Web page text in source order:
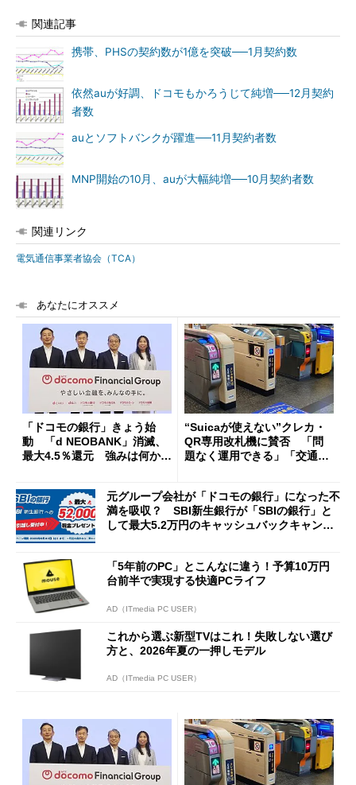
関連記事
携帯、PHSの契約数が1億を突破──1月契約数
依然auが好調、ドコモもかろうじて純増──12月契約
者数
auとソフトバンクが躍進──11月契約者数
MNP開始の10月、auが大幅純増──10月契約者数
関連リンク
電気通信事業者協会（TCA）
あなたにオススメ
「ドコモの銀行」きょう始
動 「d NEOBANK」消滅、
最大4.5％還元 強みは何か解
“Suicaが使えない”クレカ・
QR専用改札機に賛否 「問
題なく運用できる」「交通系I
元グループ会社が「ドコモの銀行」になった不
満を吸収？ SBI新生銀行が「SBIの銀行」と
して最大5.2万円のキャッシュバックキャンペ
「5年前のPC」とこんなに違う！予算10万円
台前半で実現する快適PCライフ
AD（ITmedia PC USER）
これから選ぶ新型TVはこれ！失敗しない選び
方と、2026年夏の一押しモデル
AD（ITmedia PC USER）